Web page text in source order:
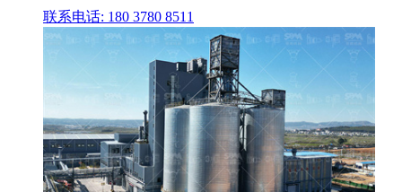
联系电话: 180 3780 8511